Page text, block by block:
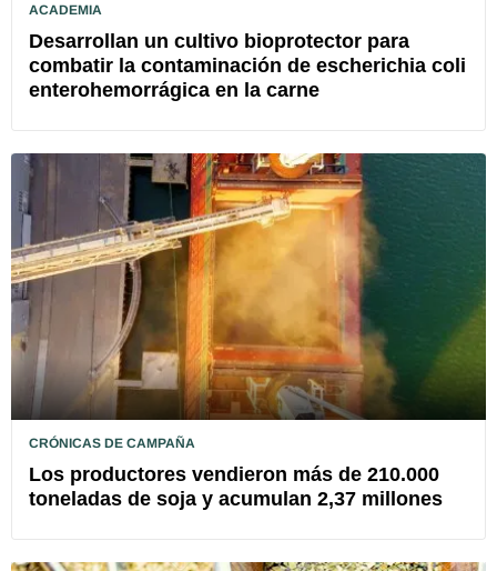
ACADEMIA
Desarrollan un cultivo bioprotector para
combatir la contaminación de escherichia coli
enterohemorrágica en la carne
CRÓNICAS DE CAMPAÑA
Los productores vendieron más de 210.000
toneladas de soja y acumulan 2,37 millones